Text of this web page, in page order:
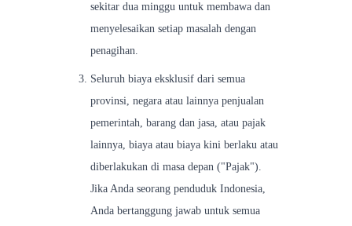
sekitar dua minggu untuk membawa dan
menyelesaikan setiap masalah dengan
penagihan.
Seluruh biaya eksklusif dari semua
provinsi, negara atau lainnya penjualan
pemerintah, barang dan jasa, atau pajak
lainnya, biaya atau biaya kini berlaku atau
diberlakukan di masa depan ("Pajak").
Jika Anda seorang penduduk Indonesia,
Anda bertanggung jawab untuk semua